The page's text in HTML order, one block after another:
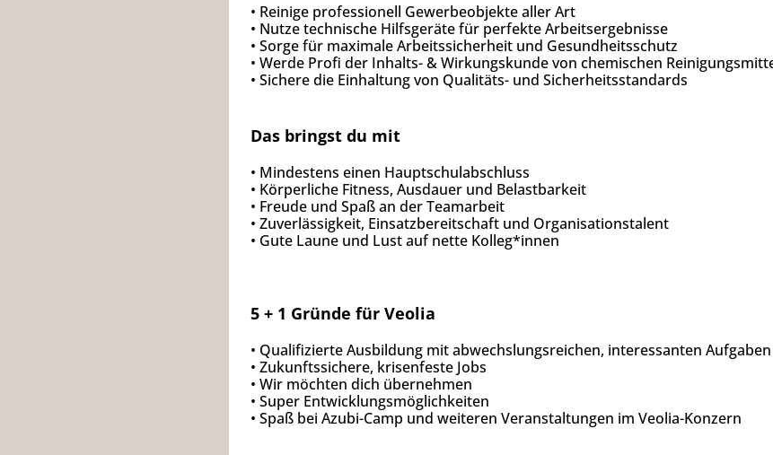
• Reinige professionell Gewerbeobjekte aller Art
• Nutze technische Hilfsgeräte für perfekte Arbeitsergebnisse
• Sorge für maximale Arbeitssicherheit und Gesundheitsschutz
• Werde Profi der Inhalts- & Wirkungskunde von chemischen
• Sichere die Einhaltung von Qualitäts- und Sicherheitsstandards
Das bringst du mit
• Mindestens einen Hauptschulabschluss
• Körperliche Fitness, Ausdauer und Belastbarkeit
• Freude und Spaß an der Teamarbeit
• Zuverlässigkeit, Einsatzbereitschaft und Organisationstalent
• Gute Laune und Lust auf nette Kolleg*innen
5 + 1 Gründe für Veolia
• Qualifizierte Ausbildung mit abwechslungsreichen, interessanten Aufgaben
• Zukunftssichere, krisenfeste Jobs
• Wir möchten dich übernehmen
• Super Entwicklungsmöglichkeiten
• Spaß bei Azubi-Camp und weiteren Veranstaltungen im Veolia-Konzern